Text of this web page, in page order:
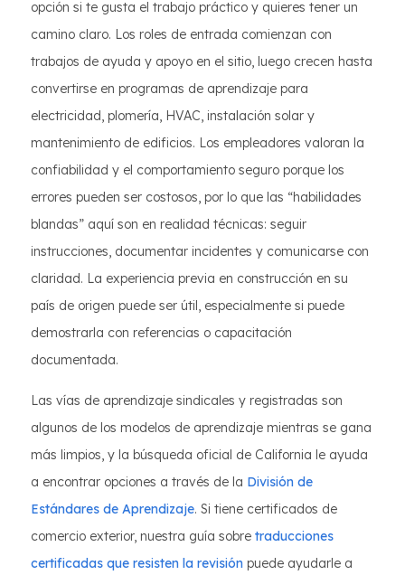
opción si te gusta el trabajo práctico y quieres tener un
camino claro. Los roles de entrada comienzan con
trabajos de ayuda y apoyo en el sitio, luego crecen hasta
convertirse en programas de aprendizaje para
electricidad, plomería, HVAC, instalación solar y
mantenimiento de edificios. Los empleadores valoran la
confiabilidad y el comportamiento seguro porque los
errores pueden ser costosos, por lo que las “habilidades
blandas” aquí son en realidad técnicas: seguir
instrucciones, documentar incidentes y comunicarse con
claridad. La experiencia previa en construcción en su
país de origen puede ser útil, especialmente si puede
demostrarla con referencias o capacitación
documentada.
Las vías de aprendizaje sindicales y registradas son
algunos de los modelos de aprendizaje mientras se gana
más limpios, y la búsqueda oficial de California le ayuda
a encontrar opciones a través de la División de
Estándares de Aprendizaje. Si tiene certificados de
comercio exterior, nuestra guía sobre traducciones
certificadas que resisten la revisión puede ayudarle a